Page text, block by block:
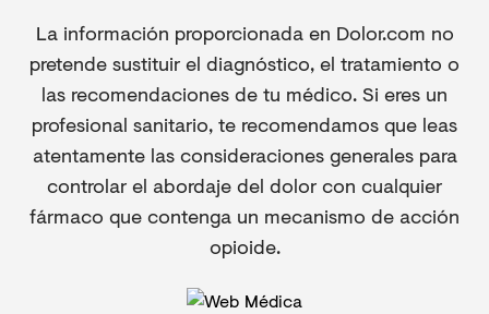
La información proporcionada en Dolor.com no
pretende sustituir el diagnóstico, el tratamiento o
las recomendaciones de tu médico. Si eres un
profesional sanitario, te recomendamos que leas
atentamente las consideraciones generales para
controlar el abordaje del dolor con cualquier
fármaco que contenga un mecanismo de acción
opioide.